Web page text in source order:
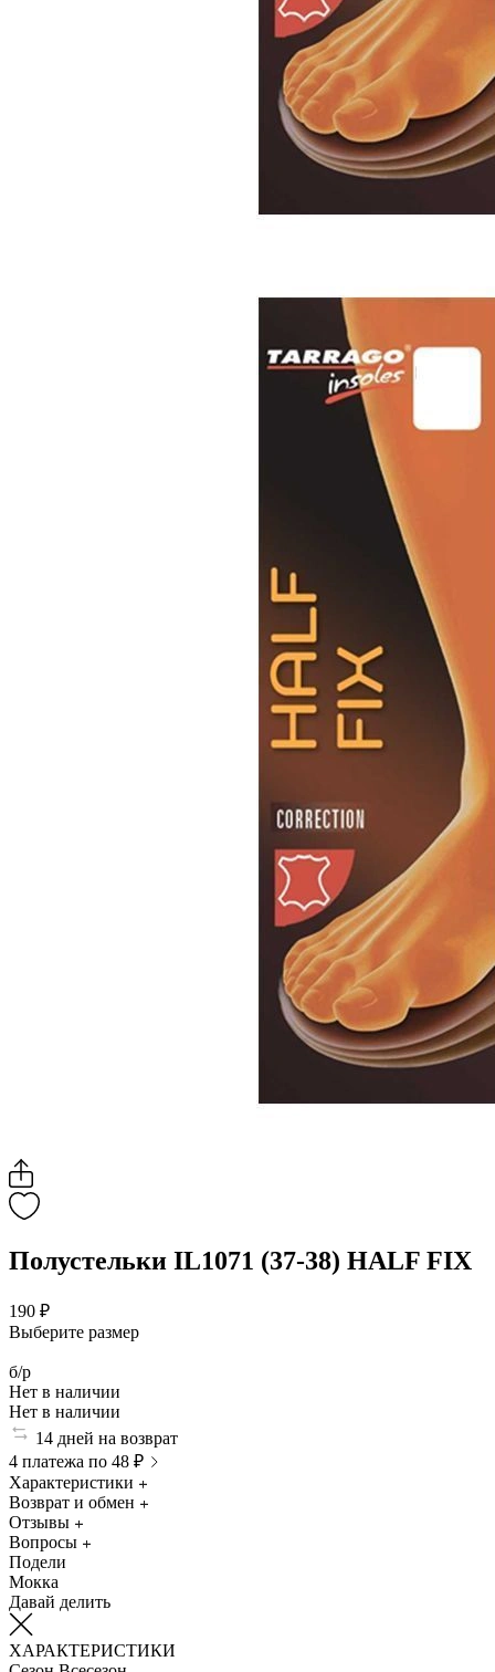
Полустельки IL1071 (37-38) HALF FIX
190 ₽
Выберите размер
б/р
Нет в наличии
Нет в наличии
14 дней на возврат
4 платежа по 48 ₽
Характеристики
Возврат и обмен
Отзывы
Вопросы
Подели
Мокка
Давай делить
ХАРАКТЕРИСТИКИ